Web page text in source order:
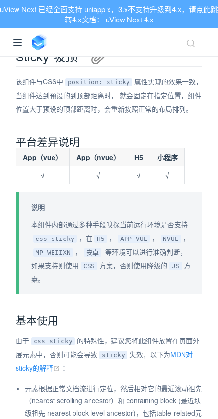
uView Next 已经全面支持 uniapp x，3.x不支持升级到4.x，请点此跳
转4.x文档： uView Next 4.x
Sticky 吸顶
该组件与CSS中 position: sticky
属性实现的效果一致，
当组件达到预设的到顶部距离时， 就会固定在指定位置，组件
位置大于预设的顶部距离时，会重新按照正常的布局排列。
平台差异说明
App（vue） App（nvue） H5
小程序
√
√ √ √
说明
本组件内部通过多种手段嗅探当前运行环境是否支持
css sticky ，在 H5 ， APP-VUE ， NVUE ，
MP-WEIIXN ， 安卓
等环境可以进行准确判断，
如果支持则使用
CSS 方案，否则使用降级的 JS
方
案。
基本使用
由于 css sticky
的特殊性，建议您将此组件放置在页面外
层元素中，否则可能会导致
sticky 失效，以下为MDN对
sticky的解释
(opens new window)
：
元素根据正常文档流进行定位，然后相对它的最近滚动祖先
（nearest scrolling ancestor）和 containing block (最近块
级祖先 nearest block-level ancestor)，包括table-related元